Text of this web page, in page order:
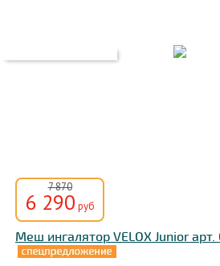
7 870
6 290 руб
Меш ингалятор VELOX Junior арт.